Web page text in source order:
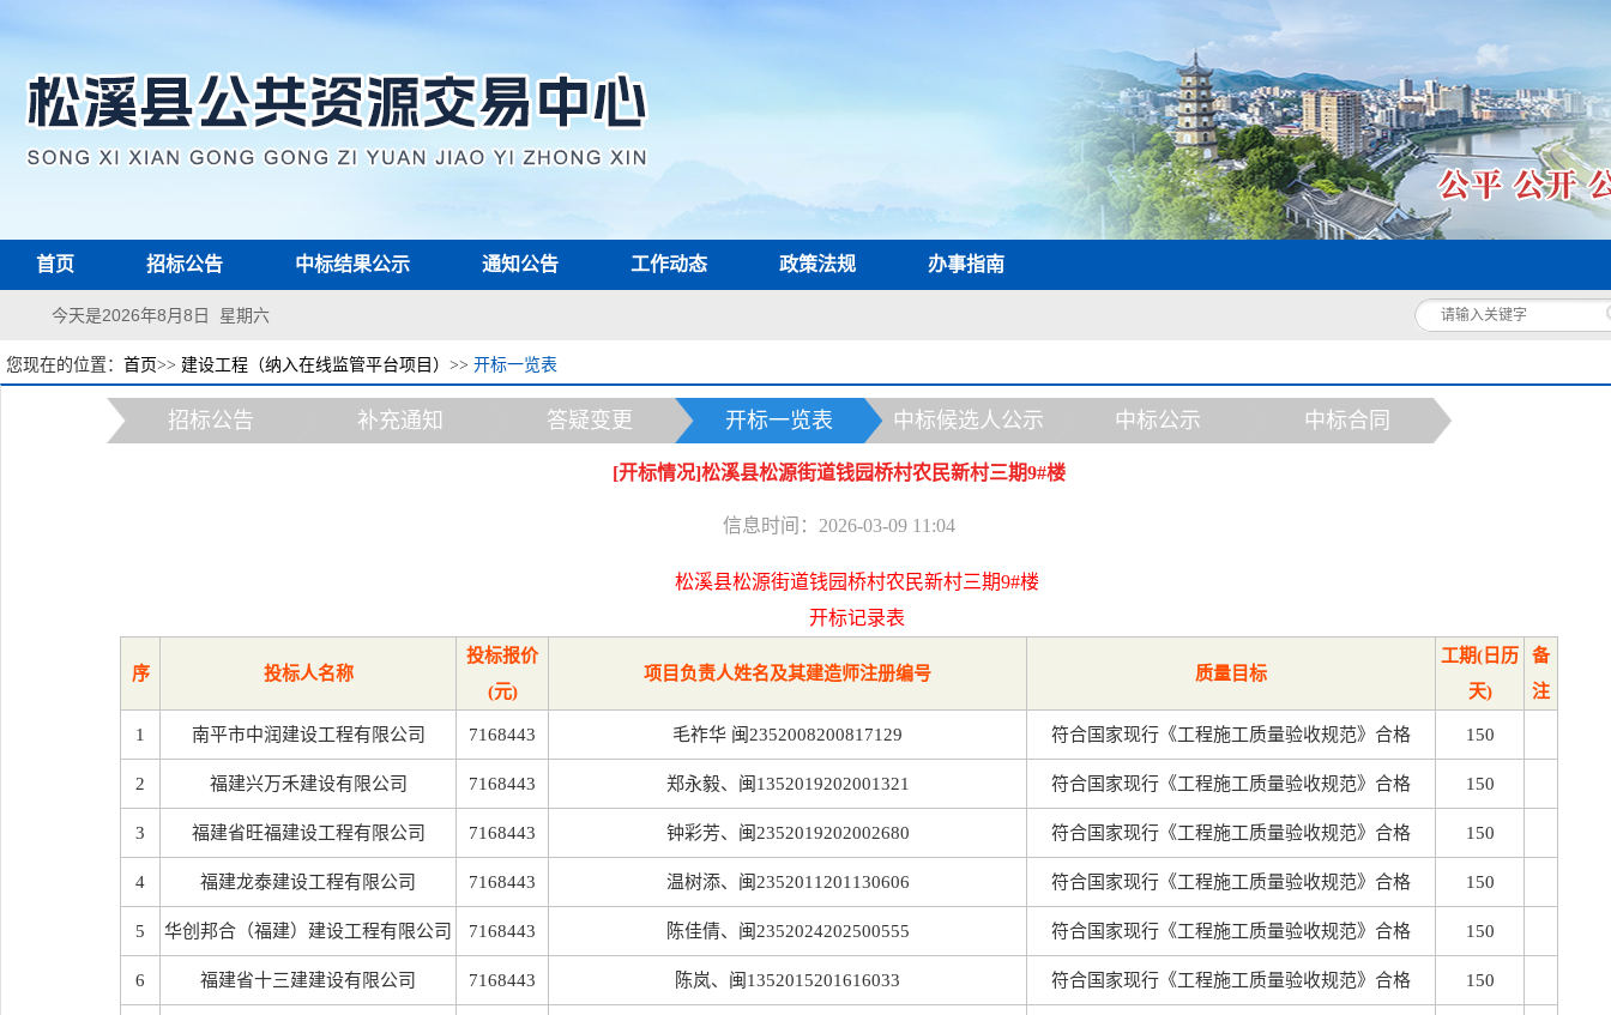
首页 招标公告 中标结果公示 通知公告 工作动态 政策法规 办事指南
今天是2026年8月8日 星期六
您现在的位置： 首页>> 建设工程（纳入在线监管平台项目） >> 开标一览表
招标公告 补充通知 答疑变更 开标一览表 中标候选人公示 中标公示 中标合同
[开标情况]松溪县松源街道钱园桥村农民新村三期9#楼
信息时间：2026-03-09 11:04
松溪县松源街道钱园桥村农民新村三期9#楼
开标记录表
序 投标人名称
投标报价
(元)
项目负责人姓名及其建造师注册编号 质量目标
工期(日历
天)
备
注
1 南平市中润建设工程有限公司 7168443 毛祚华 闽2352008200817129 符合国家现行《工程施工质量验收规范》合格 150
2 福建兴万禾建设有限公司 7168443 郑永毅、闽1352019202001321 符合国家现行《工程施工质量验收规范》合格 150
3 福建省旺福建设工程有限公司 7168443 钟彩芳、闽2352019202002680 符合国家现行《工程施工质量验收规范》合格 150
4 福建龙泰建设工程有限公司 7168443 温树添、闽2352011201130606 符合国家现行《工程施工质量验收规范》合格 150
5 华创邦合（福建）建设工程有限公司 7168443 陈佳倩、闽2352024202500555 符合国家现行《工程施工质量验收规范》合格 150
6 福建省十三建建设有限公司 7168443 陈岚、闽1352015201616033 符合国家现行《工程施工质量验收规范》合格 150